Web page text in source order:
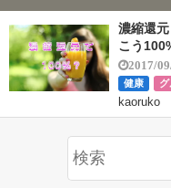
濃縮還
こう
2017/
健康 グ
kaoruko